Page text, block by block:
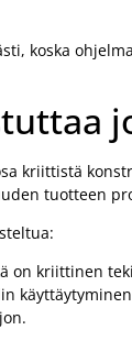
koska
kriittistä
tuotteen
on kriittinen